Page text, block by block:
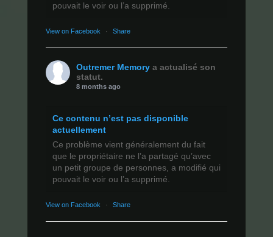
pouvait le voir ou l’a supprimé.
View on Facebook · Share
Outremer Memory a actualisé son
statut.
8 months ago
Ce contenu n’est pas disponible
actuellement
Ce problème vient généralement du fait
que le propriétaire ne l’a partagé qu’avec
un petit groupe de personnes, a modifié qui
pouvait le voir ou l’a supprimé.
View on Facebook · Share